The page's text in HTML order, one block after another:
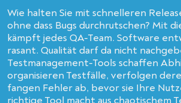
Wie halten Sie mit schnelleren
ohne dass Bugs durchrutschen? Mit
kämpft jedes QA-Team. Software
rasant. Qualität darf da nicht
Testmanagement-Tools schaffen
organisieren Testfälle, verfolgen
fangen Fehler ab, bevor sie Ihre
richtige Tool macht aus chaotischem